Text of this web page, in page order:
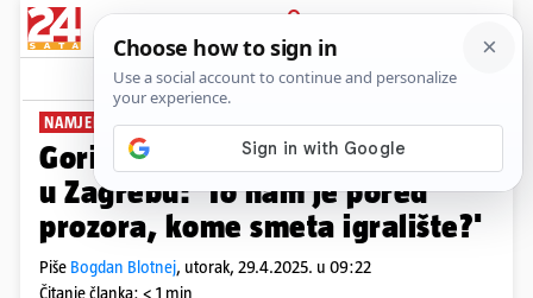
PRIJAVA
News Komentari
NAMJERNO ZAPALJENO
Gorio tobogan u parku za djecu
u Zagrebu: 'To nam je pored
prozora, kome smeta igralište?'
Piše Bogdan Blotnej, utorak, 29.4.2025. u 09:22
Čitanje članka: < 1 min